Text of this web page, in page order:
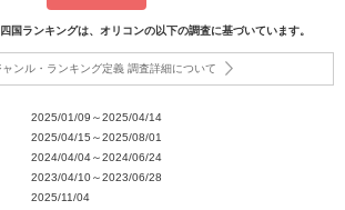
国ランキングは、オリコンの以下の調査に基づいています。
ャンル・ランキング定義 調査詳細について
2025/01/09～2025/04/14
2025/04/15～2025/08/01
2024/04/04～2024/06/24
2023/04/10～2023/06/28
2025/11/04